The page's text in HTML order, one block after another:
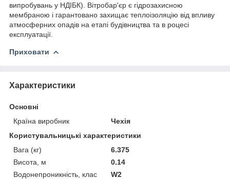
випробувань у НДІБК). Вітробар'єр є гідрозахисною
мембраною і гарантовано захищає теплоізоляцію від впливу
атмосферних опадів на етапі будівництва та в роцесі
експлуатації.
Приховати
Характеристики
Основні
Країна виробник
Чехія
Користувальницькі характеристики
Вага (кг)
6.375
Висота, м
0.14
Водонепроникність, клас
W2